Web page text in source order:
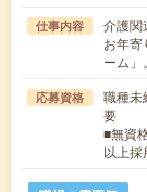
仕事内容
介護関
お年
ーム
応募資格
職種未
要
■無資
以上